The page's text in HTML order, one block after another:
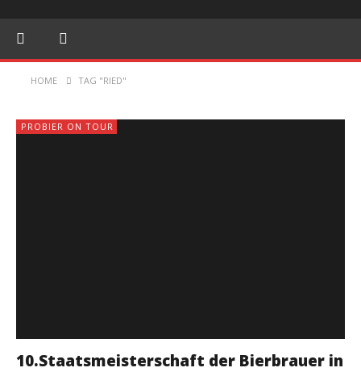
HOME TAG "RIED"
PROBIER ON TOUR
10.Staatsmeisterschaft der Bierbrauer in